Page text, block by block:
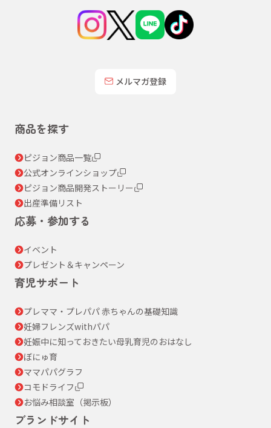
メルマガ登録
商品を探す
ピジョン商品一覧
公式オンラインショップ
ピジョン商品開発ストーリー
出産準備リスト
応募・参加する
イベント
プレゼント＆キャンペーン
育児サポート
プレママ・プレパパ 赤ちゃんの基礎知識
妊婦フレンズwithパパ
妊娠中に知っておきたい母乳育児のおはなし
ぼにゅ育
ママパパグラフ
コモドライフ
お悩み相談室（掲示板）
ブランドサイト